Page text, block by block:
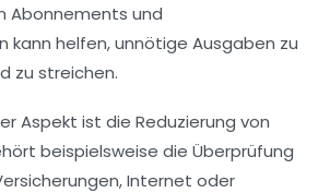
Abonnements und
kann helfen, unnötige Ausgaben zu
zu streichen.
Aspekt ist die Reduzierung von
beispielsweise die Überprüfung
Internet oder